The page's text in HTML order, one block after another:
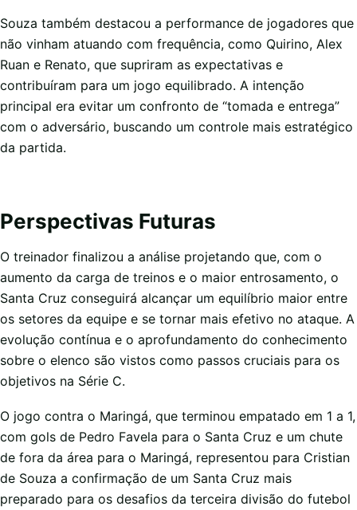
Souza também destacou a performance de jogadores que
não vinham atuando com frequência, como Quirino, Alex
Ruan e Renato, que supriram as expectativas e
contribuíram para um jogo equilibrado. A intenção
principal era evitar um confronto de “tomada e entrega”
com o adversário, buscando um controle mais estratégico
da partida.
Perspectivas Futuras
O treinador finalizou a análise projetando que, com o
aumento da carga de treinos e o maior entrosamento, o
Santa Cruz conseguirá alcançar um equilíbrio maior entre
os setores da equipe e se tornar mais efetivo no ataque. A
evolução contínua e o aprofundamento do conhecimento
sobre o elenco são vistos como passos cruciais para os
objetivos na Série C.
O jogo contra o Maringá, que terminou empatado em 1 a 1,
com gols de Pedro Favela para o Santa Cruz e um chute
de fora da área para o Maringá, representou para Cristian
de Souza a confirmação de um Santa Cruz mais
preparado para os desafios da terceira divisão do futebol